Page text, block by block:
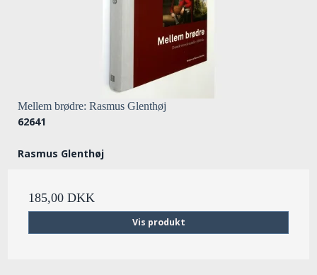
Mellem brødre: Rasmus Glenthøj
62641
Rasmus Glenthøj
185,00 DKK
Vis produkt